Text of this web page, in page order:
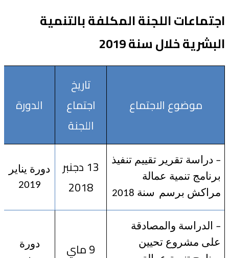
اجتماعات اللجنة المكلفة بالتنمية
البشرية خلال سنة 2019
موضوع الاجتماع
تاريخ
اجتماع
اللجنة
الدورة
– دراسة تقرير تقييم تنفيذ
برنامج تنمية عمالة
مراكش برسم سنة 2018
13 دجنبر
2018
دورة يناير
2019
– الدراسة والمصادقة
على مشروع تحيين
9 ماي
دورة